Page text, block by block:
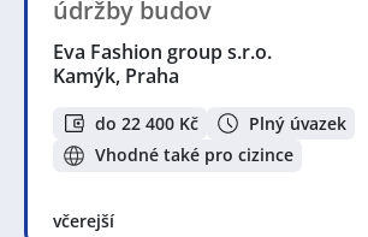
údržby budov
Eva Fashion group s.r.o.
Kamýk, Praha
do 22 400 Kč
Plný úvazek
Vhodné také pro cizince
včerejší